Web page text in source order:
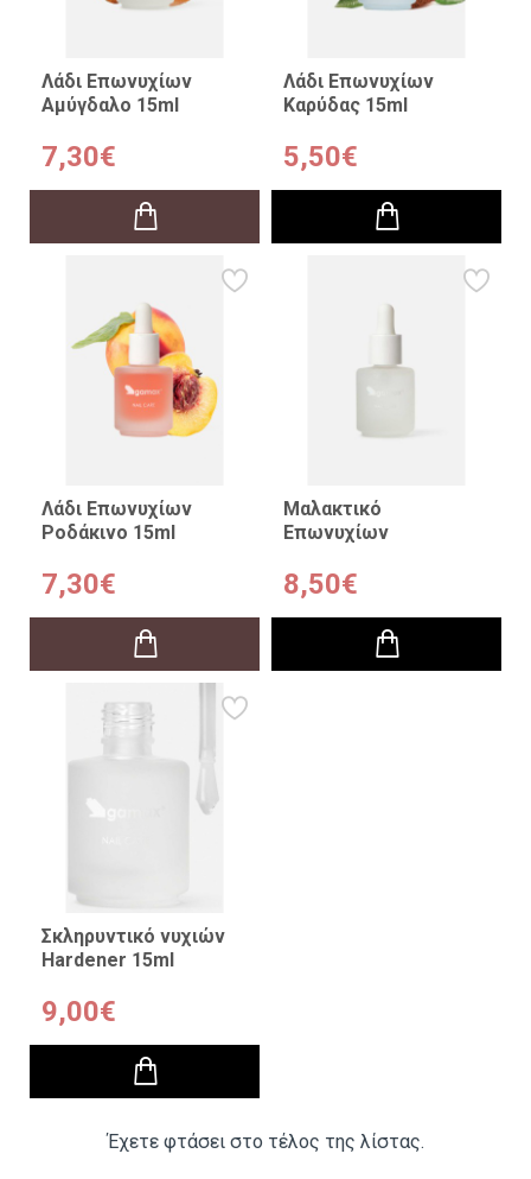
Λάδι Επωνυχίων
Αμύγδαλο 15ml
7,30€
Λάδι Επωνυχίων
Καρύδας 15ml
5,50€
Λάδι Επωνυχίων
Ροδάκινο 15ml
7,30€
Μαλακτικό
Επωνυχίων
8,50€
Σκληρυντικό νυχιών
Hardener 15ml
9,00€
Έχετε φτάσει στο τέλος της λίστας.